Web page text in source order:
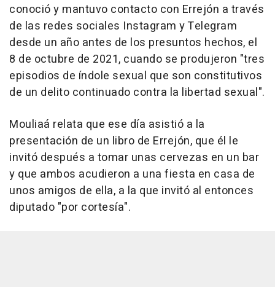
conoció y mantuvo contacto con Errejón a través
de las redes sociales Instagram y Telegram
desde un año antes de los presuntos hechos, el
8 de octubre de 2021, cuando se produjeron "tres
episodios de índole sexual que son constitutivos
de un delito continuado contra la libertad sexual".
Mouliaá relata que ese día asistió a la
presentación de un libro de Errejón, que él le
invitó después a tomar unas cervezas en un bar
y que ambos acudieron a una fiesta en casa de
unos amigos de ella, a la que invitó al entonces
diputado "por cortesía".